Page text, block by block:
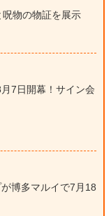
物の物証を展示
7日開幕！サイン会
博多マルイで7月18